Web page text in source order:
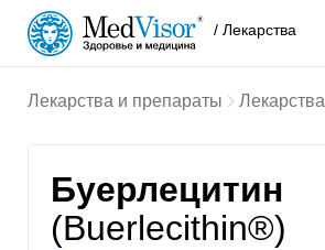
/ Лекарства
Лекарства и препараты Лекарства
Буерлецитин
(Buerlecithin®)